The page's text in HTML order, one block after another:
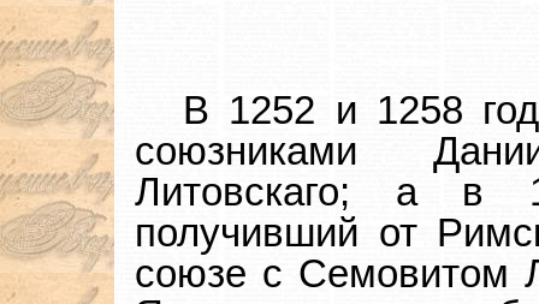
В 1252 и 1258
союзниками
Литовскаго; а в
получивший от
союзе с Семовитом